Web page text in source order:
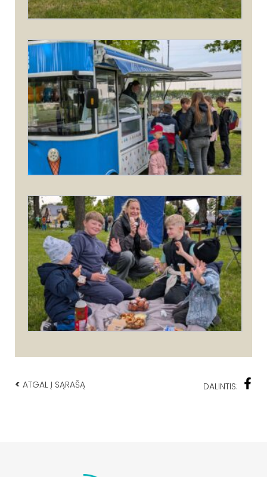
< ATGAL Į SĄRAŠĄ DALINTIS: